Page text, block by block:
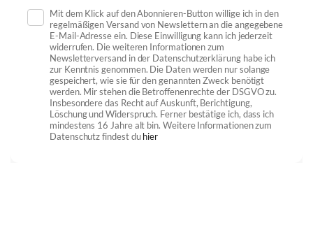
Mit dem Klick auf den Abonnieren-Button willige ich in den
regelmäßigen Versand von Newslettern an die angegebene
E-Mail-Adresse ein. Diese Einwilligung kann ich jederzeit
widerrufen. Die weiteren Informationen zum
Newsletterversand in der Datenschutzerklärung habe ich
zur Kenntnis genommen. Die Daten werden nur solange
gespeichert, wie sie für den genannten Zweck benötigt
werden. Mir stehen die Betroffenenrechte der DSGVO zu.
Insbesondere das Recht auf Auskunft, Berichtigung,
Löschung und Widerspruch. Ferner bestätige ich, dass ich
mindestens 16 Jahre alt bin. Weitere Informationen zum
Datenschutz findest duhier